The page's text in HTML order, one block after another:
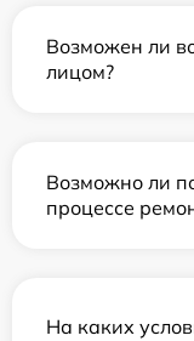
Возможен ли
лицом?
Возможно ли
процессе
На каких